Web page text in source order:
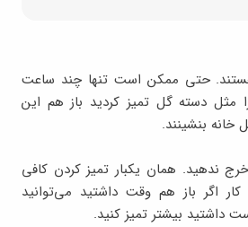
حتی ممکن است تنها چند ساعت
مثل دسته گل تمیز کردید باز هم این
خانه بنشینند.
ندهید. همان یکبار تمیز کردن کافی
اگر باز هم وقت داشتید می‌توانید
داشتید بیشتر تمیز کنید.